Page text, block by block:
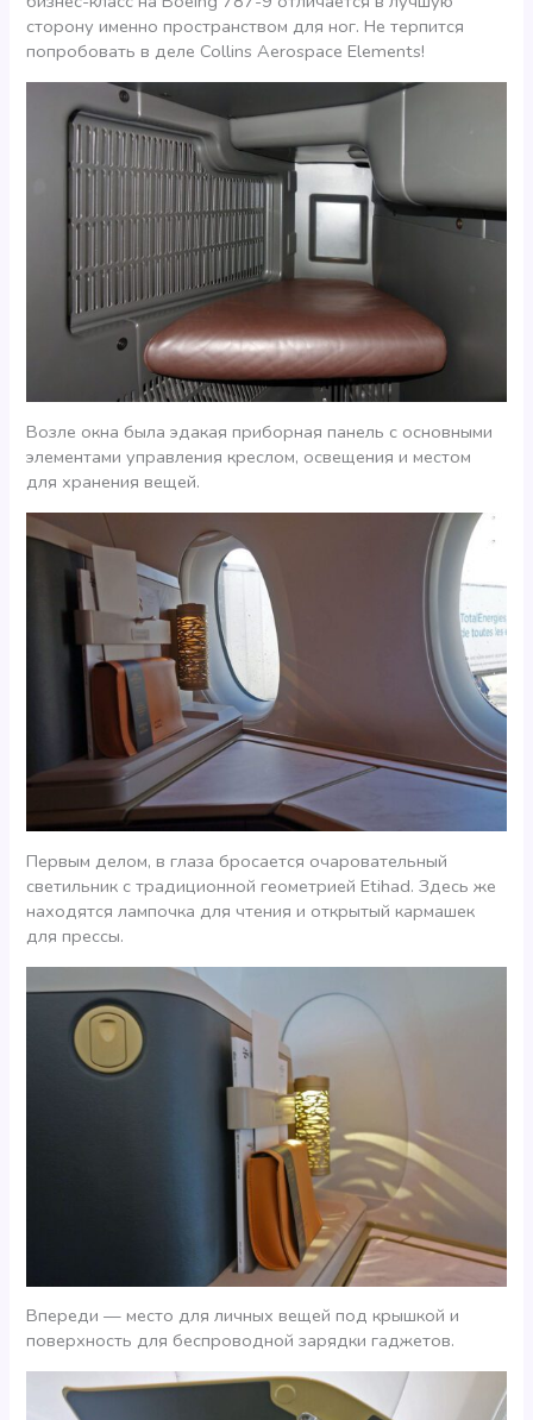
сторону именно пространством для ног. Не терпится
попробовать в деле Collins Aerospace Elements!
Возле окна была эдакая приборная панель с основными
элементами управления креслом, освещения и местом
для хранения вещей.
Первым делом, в глаза бросается очаровательный
светильник с традиционной геометрией Etihad. Здесь же
находятся лампочка для чтения и открытый кармашек
для прессы.
Впереди — место для личных вещей под крышкой и
поверхность для беспроводной зарядки гаджетов.